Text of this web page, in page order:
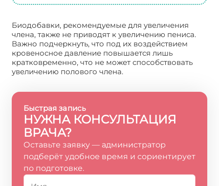
Биодобавки, рекомендуемые для увеличения
члена, также не приводят к увеличению пениса.
Важно подчеркнуть, что под их воздействием
кровеносное давление повышается лишь
кратковременно, что не может способствовать
увеличению полового члена.
Быстрая запись
НУЖНА КОНСУЛЬТАЦИЯ
ВРАЧА?
Оставьте заявку — администратор
подберёт удобное время и сориентирует
по подготовке.